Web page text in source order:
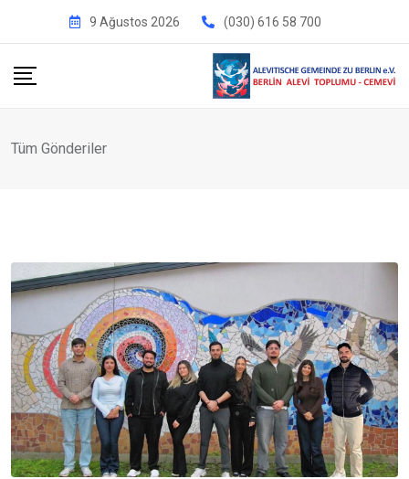
9 Ağustos 2026 (030) 616 58 700
Tüm Gönderiler